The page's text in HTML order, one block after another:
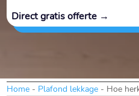
Direct gratis offerte →
Home - Plafond lekkage - Hoe